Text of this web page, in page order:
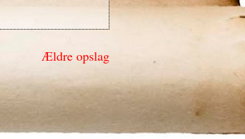
Ældre opslag